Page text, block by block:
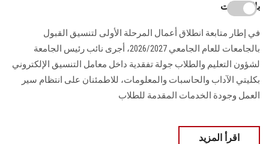
بالجامعات
في إطار متابعة انطلاق أعمال المرحلة الأولى لتنسيق القبول
بالجامعات للعام الجامعي 2026/2027، أجرى نائب رئيس الجامعة
لشؤون التعليم والطلاب جولة تفقدية داخل معامل التنسيق الإلكتروني
بكليتي الآداب والحاسبات والمعلومات، للاطمئنان على انتظام سير
العمل وجودة الخدمات المقدمة للطلاب
اقرأ المزيد